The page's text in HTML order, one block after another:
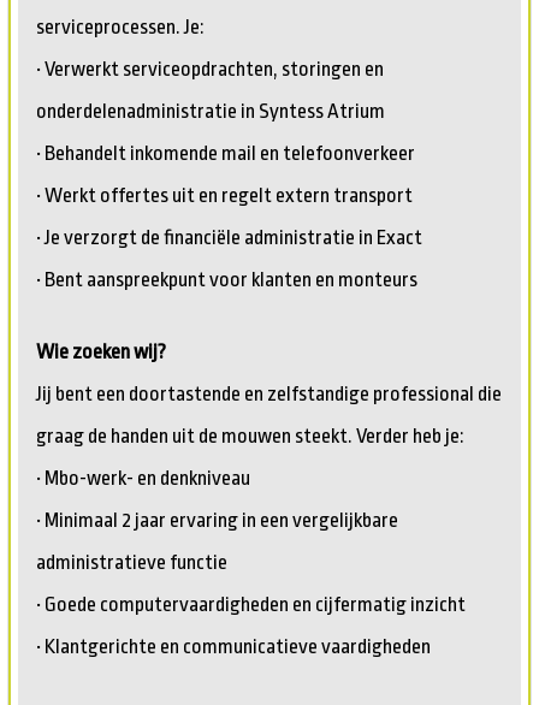
serviceprocessen. Je:
• Verwerkt serviceopdrachten, storingen en
onderdelenadministratie in Syntess Atrium
• Behandelt inkomende mail en telefoonverkeer
• Werkt offertes uit en regelt extern transport
• Je verzorgt de financiële administratie in Exact
• Bent aanspreekpunt voor klanten en monteurs
Wie zoeken wij?
Jij bent een doortastende en zelfstandige professional die
graag de handen uit de mouwen steekt. Verder heb je:
• Mbo-werk- en denkniveau
• Minimaal 2 jaar ervaring in een vergelijkbare
administratieve functie
• Goede computervaardigheden en cijfermatig inzicht
• Klantgerichte en communicatieve vaardigheden